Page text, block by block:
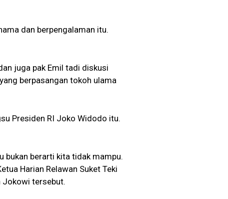
dan berpengalaman itu.
juga pak Emil tadi diskusi
berpasangan tokoh ulama
Presiden RI Joko Widodo itu.
bukan berarti kita tidak mampu.
Harian Relawan Suket Teki
Jokowi tersebut.